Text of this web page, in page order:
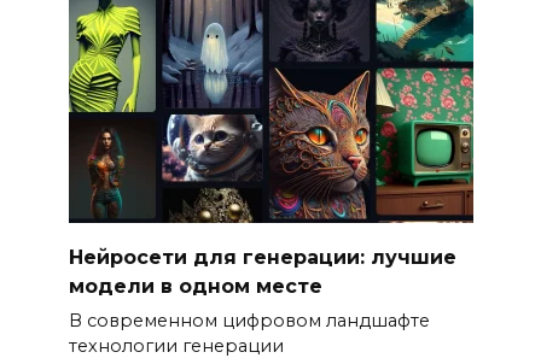
Нейросети для генерации: лучшие
модели в одном месте
В современном цифровом ландшафте
технологии генерации